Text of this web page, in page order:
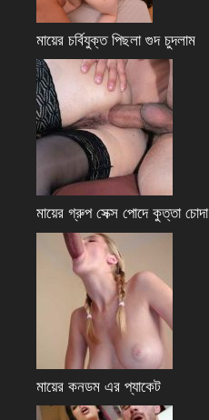
মায়ের চর্বিযুক্ত পিছলা গুদ চুদলাম
মায়ের গ্রুপ সেক্স পোদে কুত্তা চোদা
মায়ের কনডম এর প্যাকেট